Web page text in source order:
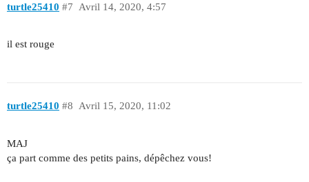
turtle25410 Avril 14, 2020, 4:57
#7
il est rouge
turtle25410 Avril 15, 2020, 11:02
#8
MAJ
ça part comme des petits pains, dépêchez vous!